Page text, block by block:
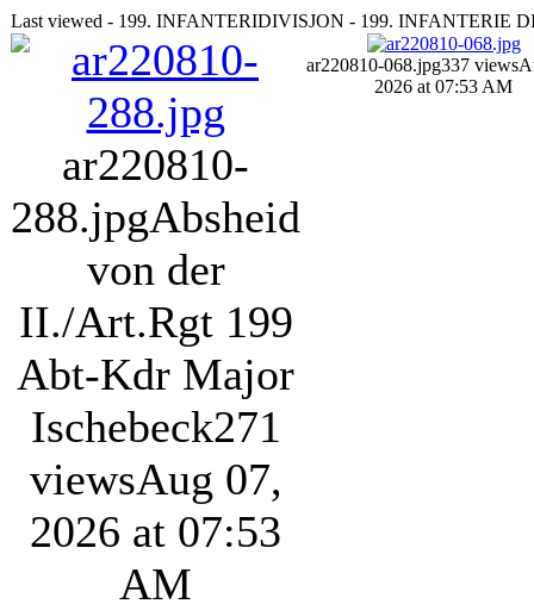
Last viewed - 199. INFANTERIDIVISJON - 199. INFANTERIE
ar220810-
288.jpgAbsheid
von der
II./Art.Rgt 199
Abt-Kdr Major
Ischebeck271
viewsAug 07,
2026 at 07:53
AM
ar220810-068.jpg337 views
2026 at 07:53 AM